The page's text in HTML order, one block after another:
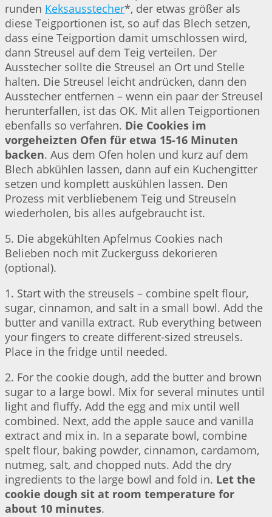
runden Keksausstecher*, der etwas größer als
diese Teigportionen ist, so auf das Blech setzen,
dass eine Teigportion damit umschlossen wird,
dann Streusel auf dem Teig verteilen. Der
Ausstecher sollte die Streusel an Ort und Stelle
halten. Die Streusel leicht andrücken, dann den
Ausstecher entfernen – wenn ein paar der Streusel
herunterfallen, ist das OK. Mit allen Teigportionen
ebenfalls so verfahren. Die Cookies im
vorgeheizten Ofen für etwa 15-16 Minuten
backen. Aus dem Ofen holen und kurz auf dem
Blech abkühlen lassen, dann auf ein Kuchengitter
setzen und komplett auskühlen lassen. Den
Prozess mit verbliebenem Teig und Streuseln
wiederholen, bis alles aufgebraucht ist.
5. Die abgekühlten Apfelmus Cookies nach
Belieben noch mit Zuckerguss dekorieren
(optional).
1. Start with the streusels – combine spelt flour,
sugar, cinnamon, and salt in a small bowl. Add the
butter and vanilla extract. Rub everything between
your fingers to create different-sized streusels.
Place in the fridge until needed.
2. For the cookie dough, add the butter and brown
sugar to a large bowl. Mix for several minutes until
light and fluffy. Add the egg and mix until well
combined. Next, add the apple sauce and vanilla
extract and mix in. In a separate bowl, combine
spelt flour, baking powder, cinnamon, cardamom,
nutmeg, salt, and chopped nuts. Add the dry
ingredients to the large bowl and fold in. Let the
cookie dough sit at room temperature for
about 10 minutes.